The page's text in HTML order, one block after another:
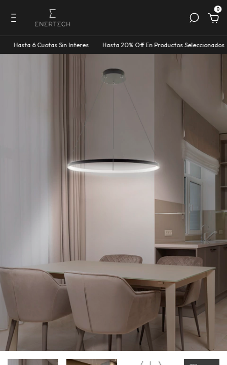
0
6 Cuotas Sin Interes Hasta 20% Off En Productos Seleccionados